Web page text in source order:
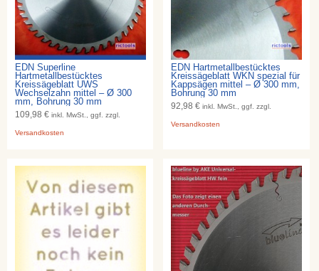
EDN Superline
Hartmetallbestücktes
Kreissägeblatt UWS
Wechselzahn mittel – Ø 300
mm, Bohrung 30 mm
109,98 € inkl. MwSt., ggf. zzgl.
Versandkosten
EDN Hartmetallbestücktes
Kreissägeblatt WKN spezial für
Kappsägen mittel – Ø 300 mm,
Bohrung 30 mm
92,98 €inkl. MwSt., ggf. zzgl.
Versandkosten